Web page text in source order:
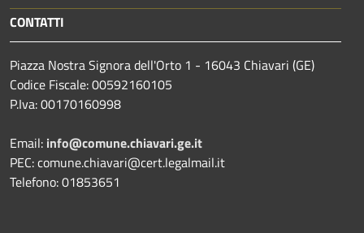
CONTATTI
Piazza Nostra Signora dell'Orto 1 - 16043 Chiavari (GE)
Codice Fiscale: 00592160105
P.Iva: 00170160998
Email: info@comune.chiavari.ge.it
PEC: comune.chiavari@cert.legalmail.it
Telefono: 01853651